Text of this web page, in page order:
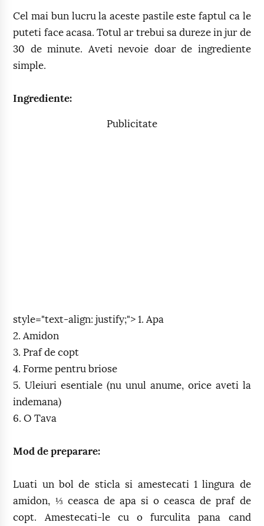
Cel mai bun lucru la aceste pastile este faptul ca le
puteti face acasa. Totul ar trebui sa dureze in jur de
30 de minute. Aveti nevoie doar de ingrediente
simple.
Ingrediente:
Publicitate
style="text-align: justify;"> 1. Apa
2. Amidon
3. Praf de copt
4. Forme pentru briose
5. Uleiuri esentiale (nu unul anume, orice aveti la
indemana)
6. O Tava
Mod de preparare:
Luati un bol de sticla si amestecati 1 lingura de
amidon, ⅓ ceasca de apa si o ceasca de praf de
copt. Amestecati-le cu o furculita pana cand